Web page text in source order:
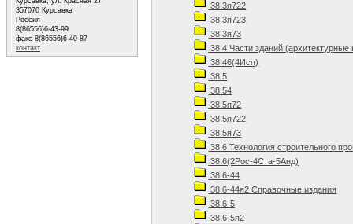
38.3я722
38.3я723
38.3я73
38.4 Части зданий (архитектурные
38.46(4Исп)
38.5
38.54
38.5я72
38.5я722
38.5я73
38.6 Технология строительного
38.6(2Рос-4Ста-5Анд)
38.6-44
38.6-44я2 Справочные издания
38.6-5
38.6-5я2
357070 Курсавка
Россия
8(86556)6-43-99
факс 8(86556)6-40-87
контакт